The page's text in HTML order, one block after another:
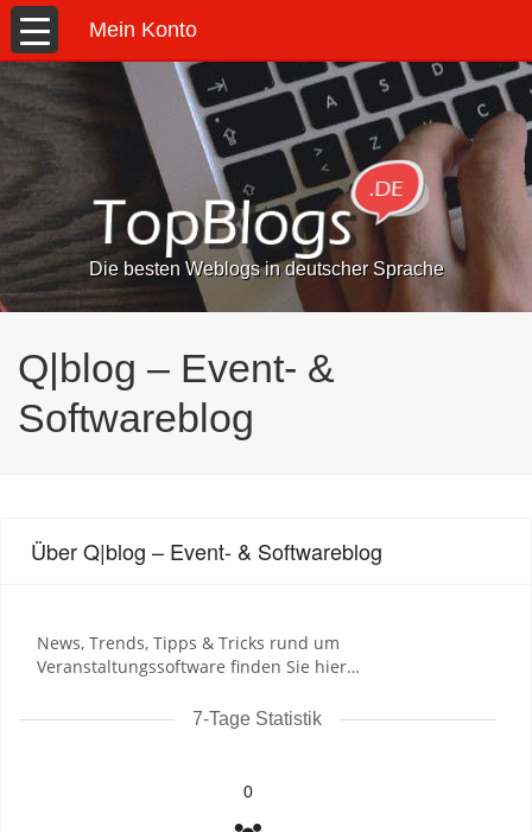
Mein Konto
Die besten Weblogs in deutscher Sprache
Q|blog – Event- &
Softwareblog
Über Q|blog – Event- & Softwareblog
News, Trends, Tipps & Tricks rund um
Veranstaltungssoftware finden Sie hier…
7-Tage Statistik
0